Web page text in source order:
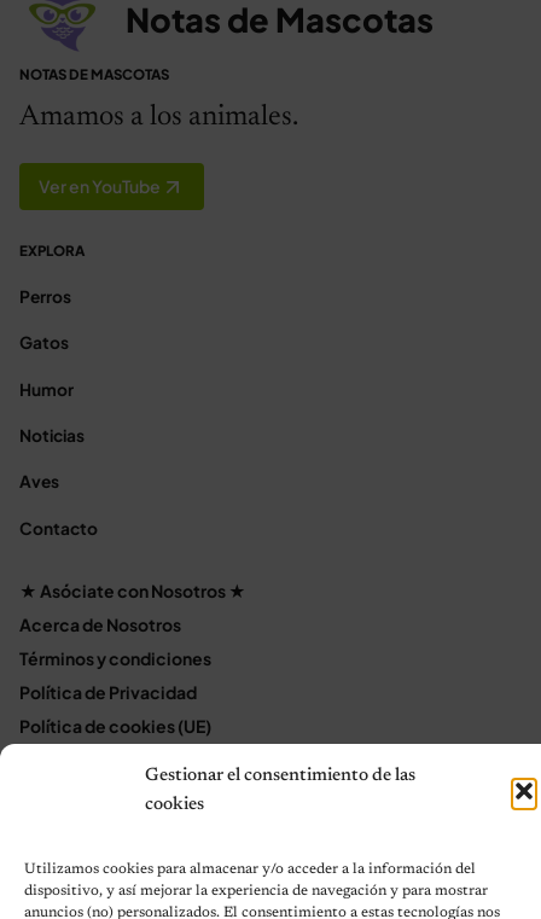
Gestionar el consentimiento de las
cookies
Utilizamos cookies para almacenar y/o acceder a la información del
dispositivo, y así mejorar la experiencia de navegación y para mostrar
anuncios (no) personalizados. El consentimiento a estas tecnologías nos
Notas de Mascotas
NOTAS DE MASCOTAS
Amamos a los animales.
Ver en YouTube
EXPLORA
Perros
Gatos
Humor
Noticias
Aves
Contacto
★ Asóciate con Nosotros ★
Acerca de Nosotros
Términos y condiciones
Política de Privacidad
Política de cookies (UE)